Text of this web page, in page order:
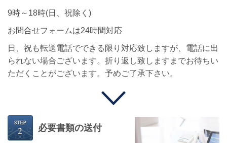
9時～18時(日、祝除く)
お問合せフォームは24時間対応
日、祝も転送電話でできる限り対応致しますが、電話に出
られない場合ございます。折り返し致しますまでお待ちい
ただくことがございます。予めご了承下さい。
必要書類の送付